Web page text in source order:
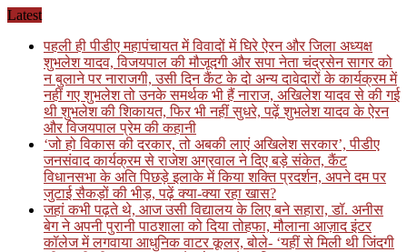
Skip
content
Latest
पहली ही पीडीए महापंचायत में विवादों में घिरे ऐरन और जिला अध्यक्ष
शुभलेश यादव, विजयपाल की मौजूदगी और सपा नेता चंद्रसेन सागर को
न बुलाने पर नाराजगी, उसी दिन कैंट के दो अन्य दावेदारों के कार्यक्रम में
नहीं गए शुभलेश तो उनके समर्थक भी हैं नाराज, अखिलेश यादव से की गई
थी शुभलेश की शिकायत, फिर भी नहीं सुधरे, पढ़ें शुभलेश यादव के ऐरन
और विजयपाल प्रेम की कहानी
‘जो हो विकास की दरकार, तो अबकी लाएं अखिलेश सरकार’, पीडीए
जनसंवाद कार्यक्रम से राजेश अग्रवाल ने दिए बड़े संकेत, कैंट
विधानसभा के अति पिछड़े इलाके में किया शक्ति प्रदर्शन, अपने दम पर
जुटाई सैकड़ों की भीड़, पढ़ें क्या-क्या रहा खास?
जहां कभी पढ़ते थे, आज उसी विद्यालय के लिए बने सहारा, डॉ. अनीस
बेग ने अपनी पुरानी पाठशाला को दिया तोहफा, मौलाना आज़ाद इंटर
कॉलेज में लगवाया आधुनिक वाटर कूलर, बोले- ‘यहीं से मिली थी जिंदगी